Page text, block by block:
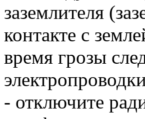
заземлителя
контакте с
время грозы
- отключите